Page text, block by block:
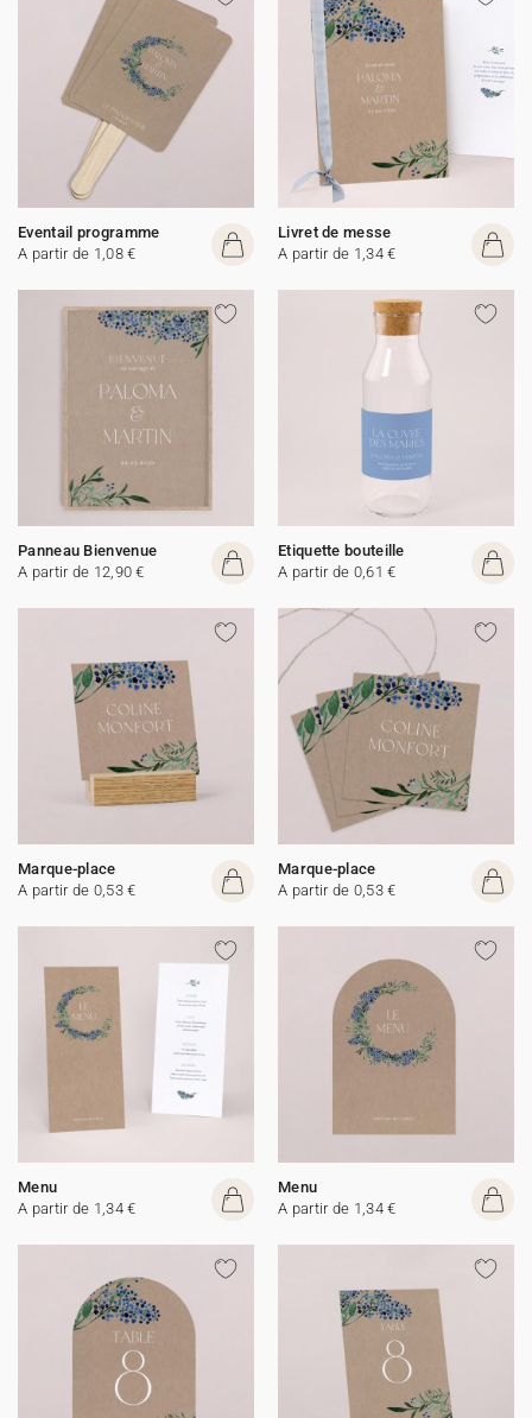
Eventail programme
A partir de 1,08 €
Livret de messe
A partir de 1,34 €
Panneau Bienvenue
A partir de 12,90 €
Etiquette bouteille
A partir de 0,61 €
Marque-place
A partir de 0,53 €
Marque-place
A partir de 0,53 €
Menu
A partir de 1,34 €
Menu
A partir de 1,34 €